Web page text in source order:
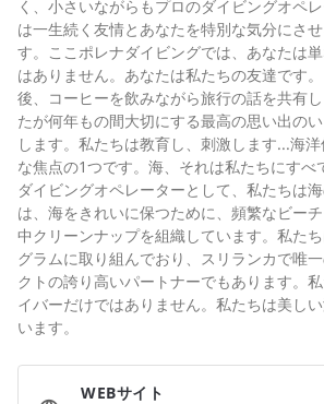
く、小さいながらもプロのダイビングオペ
は一生続く友情とあなたを特別な気分にさ
す。ここポレナダイビングでは、あなたは
はありません。あなたは私たちの友達です
後、コーヒーを飲みながら旅行の話を共有
たが何年もの間大切にする最高の思い出の
します。私たちは教育し、刺激します...海
な焦点の1つです。海、それは私たちにすべ
ダイビングオペレーターとして、私たちは
は、海をきれいに保つために、頻繁なビー
中クリーンナップを組織しています。私た
グラムに取り組んでおり、スリランカで唯
クトの誇り高いパートナーでもあります。
イバーだけではありません。私たちは美し
います。
WEBサイト